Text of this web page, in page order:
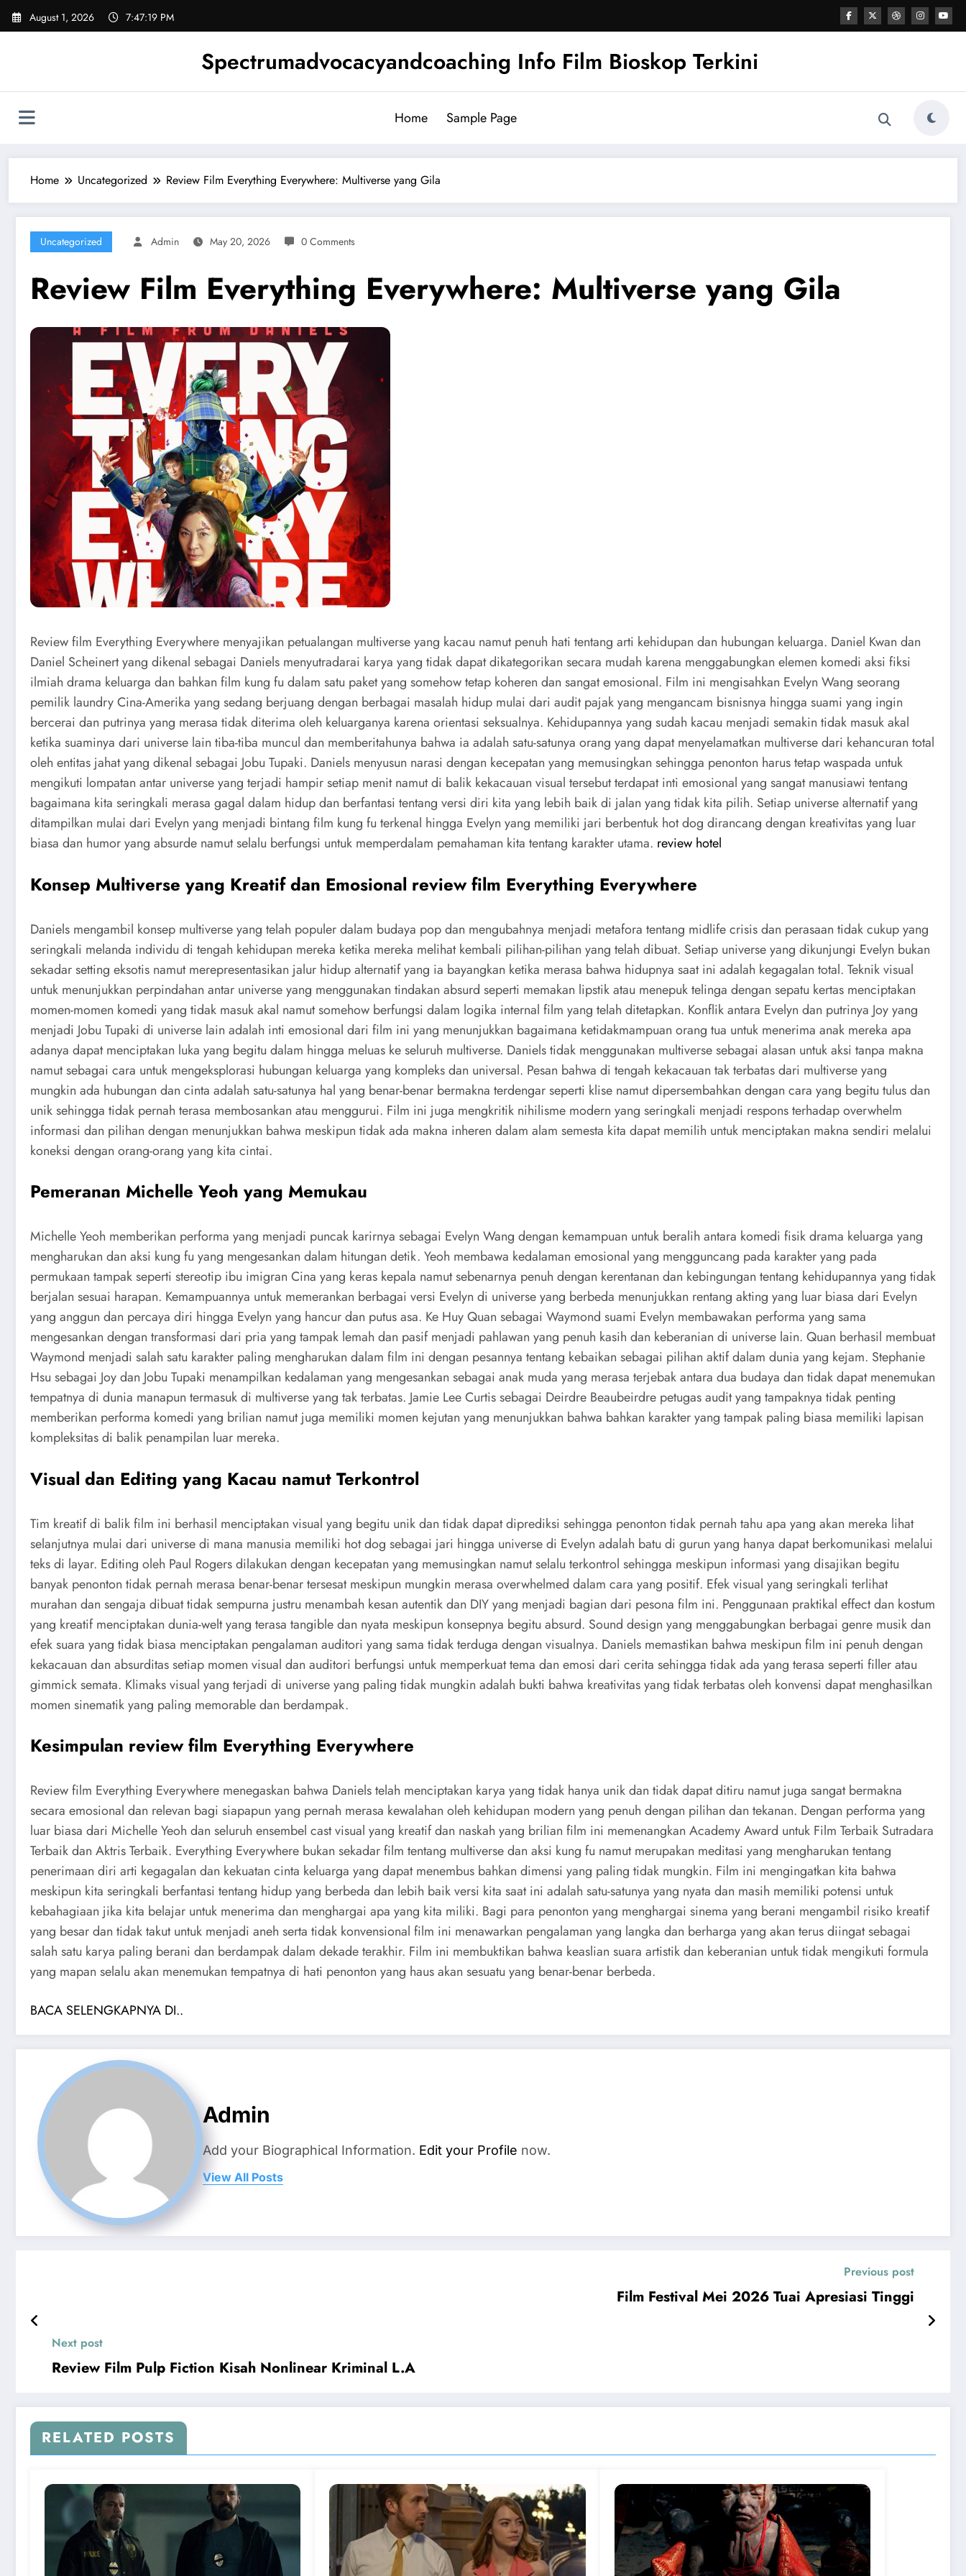
Skip
August 1, 2026 7:47:20 PM
Spectrumadvocacyandcoaching Info Film Bioskop Terkini
Home Sample Page
Home Uncategorized Review Film Everything Everywhere: Multiverse yang Gila
Uncategorized Admin May 20, 2026 0 Comments
Review Film Everything Everywhere: Multiverse yang Gila
Review film Everything Everywhere menyajikan petualangan multiverse yang kacau namut penuh hati tentang arti kehidupan dan hubungan keluarga. Daniel Kwan dan
Daniel Scheinert yang dikenal sebagai Daniels menyutradarai karya yang tidak dapat dikategorikan secara mudah karena menggabungkan elemen komedi aksi fiksi
ilmiah drama keluarga dan bahkan film kung fu dalam satu paket yang somehow tetap koheren dan sangat emosional. Film ini mengisahkan Evelyn Wang seorang
pemilik laundry Cina-Amerika yang sedang berjuang dengan berbagai masalah hidup mulai dari audit pajak yang mengancam bisnisnya hingga suami yang ingin
bercerai dan putrinya yang merasa tidak diterima oleh keluarganya karena orientasi seksualnya. Kehidupannya yang sudah kacau menjadi semakin tidak masuk akal
ketika suaminya dari universe lain tiba-tiba muncul dan memberitahunya bahwa ia adalah satu-satunya orang yang dapat menyelamatkan multiverse dari kehancuran total
oleh entitas jahat yang dikenal sebagai Jobu Tupaki. Daniels menyusun narasi dengan kecepatan yang memusingkan sehingga penonton harus tetap waspada untuk
mengikuti lompatan antar universe yang terjadi hampir setiap menit namut di balik kekacauan visual tersebut terdapat inti emosional yang sangat manusiawi tentang
bagaimana kita seringkali merasa gagal dalam hidup dan berfantasi tentang versi diri kita yang lebih baik di jalan yang tidak kita pilih. Setiap universe alternatif yang
ditampilkan mulai dari Evelyn yang menjadi bintang film kung fu terkenal hingga Evelyn yang memiliki jari berbentuk hot dog dirancang dengan kreativitas yang luar
biasa dan humor yang absurde namut selalu berfungsi untuk memperdalam pemahaman kita tentang karakter utama. review hotel
Konsep Multiverse yang Kreatif dan Emosional review film Everything Everywhere
Daniels mengambil konsep multiverse yang telah populer dalam budaya pop dan mengubahnya menjadi metafora tentang midlife crisis dan perasaan tidak cukup yang
seringkali melanda individu di tengah kehidupan mereka ketika mereka melihat kembali pilihan-pilihan yang telah dibuat. Setiap universe yang dikunjungi Evelyn bukan
sekadar setting eksotis namut merepresentasikan jalur hidup alternatif yang ia bayangkan ketika merasa bahwa hidupnya saat ini adalah kegagalan total. Teknik visual
untuk menunjukkan perpindahan antar universe yang menggunakan tindakan absurd seperti memakan lipstik atau menepuk telinga dengan sepatu kertas menciptakan
momen-momen komedi yang tidak masuk akal namut somehow berfungsi dalam logika internal film yang telah ditetapkan. Konflik antara Evelyn dan putrinya Joy yang
menjadi Jobu Tupaki di universe lain adalah inti emosional dari film ini yang menunjukkan bagaimana ketidakmampuan orang tua untuk menerima anak mereka apa
adanya dapat menciptakan luka yang begitu dalam hingga meluas ke seluruh multiverse. Daniels tidak menggunakan multiverse sebagai alasan untuk aksi tanpa makna
namut sebagai cara untuk mengeksplorasi hubungan keluarga yang kompleks dan universal. Pesan bahwa di tengah kekacauan tak terbatas dari multiverse yang
mungkin ada hubungan dan cinta adalah satu-satunya hal yang benar-benar bermakna terdengar seperti klise namut dipersembahkan dengan cara yang begitu tulus dan
unik sehingga tidak pernah terasa membosankan atau menggurui. Film ini juga mengkritik nihilisme modern yang seringkali menjadi respons terhadap overwhelm
informasi dan pilihan dengan menunjukkan bahwa meskipun tidak ada makna inheren dalam alam semesta kita dapat memilih untuk menciptakan makna sendiri melalui
koneksi dengan orang-orang yang kita cintai.
Pemeranan Michelle Yeoh yang Memukau
Michelle Yeoh memberikan performa yang menjadi puncak karirnya sebagai Evelyn Wang dengan kemampuan untuk beralih antara komedi fisik drama keluarga yang
mengharukan dan aksi kung fu yang mengesankan dalam hitungan detik. Yeoh membawa kedalaman emosional yang mengguncang pada karakter yang pada
permukaan tampak seperti stereotip ibu imigran Cina yang keras kepala namut sebenarnya penuh dengan kerentanan dan kebingungan tentang kehidupannya yang tidak
berjalan sesuai harapan. Kemampuannya untuk memerankan berbagai versi Evelyn di universe yang berbeda menunjukkan rentang akting yang luar biasa dari Evelyn
yang anggun dan percaya diri hingga Evelyn yang hancur dan putus asa. Ke Huy Quan sebagai Waymond suami Evelyn membawakan performa yang sama
mengesankan dengan transformasi dari pria yang tampak lemah dan pasif menjadi pahlawan yang penuh kasih dan keberanian di universe lain. Quan berhasil membuat
Waymond menjadi salah satu karakter paling mengharukan dalam film ini dengan pesannya tentang kebaikan sebagai pilihan aktif dalam dunia yang kejam. Stephanie
Hsu sebagai Joy dan Jobu Tupaki menampilkan kedalaman yang mengesankan sebagai anak muda yang merasa terjebak antara dua budaya dan tidak dapat menemukan
tempatnya di dunia manapun termasuk di multiverse yang tak terbatas. Jamie Lee Curtis sebagai Deirdre Beaubeirdre petugas audit yang tampaknya tidak penting
memberikan performa komedi yang brilian namut juga memiliki momen kejutan yang menunjukkan bahwa bahkan karakter yang tampak paling biasa memiliki lapisan
kompleksitas di balik penampilan luar mereka.
Visual dan Editing yang Kacau namut Terkontrol
Tim kreatif di balik film ini berhasil menciptakan visual yang begitu unik dan tidak dapat diprediksi sehingga penonton tidak pernah tahu apa yang akan mereka lihat
selanjutnya mulai dari universe di mana manusia memiliki hot dog sebagai jari hingga universe di Evelyn adalah batu di gurun yang hanya dapat berkomunikasi melalui
teks di layar. Editing oleh Paul Rogers dilakukan dengan kecepatan yang memusingkan namut selalu terkontrol sehingga meskipun informasi yang disajikan begitu
banyak penonton tidak pernah merasa benar-benar tersesat meskipun mungkin merasa overwhelmed dalam cara yang positif. Efek visual yang seringkali terlihat
murahan dan sengaja dibuat tidak sempurna justru menambah kesan autentik dan DIY yang menjadi bagian dari pesona film ini. Penggunaan praktikal effect dan kostum
yang kreatif menciptakan dunia-welt yang terasa tangible dan nyata meskipun konsepnya begitu absurd. Sound design yang menggabungkan berbagai genre musik dan
efek suara yang tidak biasa menciptakan pengalaman auditori yang sama tidak terduga dengan visualnya. Daniels memastikan bahwa meskipun film ini penuh dengan
kekacauan dan absurditas setiap momen visual dan auditori berfungsi untuk memperkuat tema dan emosi dari cerita sehingga tidak ada yang terasa seperti filler atau
gimmick semata. Klimaks visual yang terjadi di universe yang paling tidak mungkin adalah bukti bahwa kreativitas yang tidak terbatas oleh konvensi dapat menghasilkan
momen sinematik yang paling memorable dan berdampak.
Kesimpulan review film Everything Everywhere
Review film Everything Everywhere menegaskan bahwa Daniels telah menciptakan karya yang tidak hanya unik dan tidak dapat ditiru namut juga sangat bermakna
secara emosional dan relevan bagi siapapun yang pernah merasa kewalahan oleh kehidupan modern yang penuh dengan pilihan dan tekanan. Dengan performa yang
luar biasa dari Michelle Yeoh dan seluruh ensembel cast visual yang kreatif dan naskah yang brilian film ini memenangkan Academy Award untuk Film Terbaik Sutradara
Terbaik dan Aktris Terbaik. Everything Everywhere bukan sekadar film tentang multiverse dan aksi kung fu namut merupakan meditasi yang mengharukan tentang
penerimaan diri arti kegagalan dan kekuatan cinta keluarga yang dapat menembus bahkan dimensi yang paling tidak mungkin. Film ini mengingatkan kita bahwa
meskipun kita seringkali berfantasi tentang hidup yang berbeda dan lebih baik versi kita saat ini adalah satu-satunya yang nyata dan masih memiliki potensi untuk
kebahagiaan jika kita belajar untuk menerima dan menghargai apa yang kita miliki. Bagi para penonton yang menghargai sinema yang berani mengambil risiko kreatif
yang besar dan tidak takut untuk menjadi aneh serta tidak konvensional film ini menawarkan pengalaman yang langka dan berharga yang akan terus diingat sebagai
salah satu karya paling berani dan berdampak dalam dekade terakhir. Film ini membuktikan bahwa keaslian suara artistik dan keberanian untuk tidak mengikuti formula
yang mapan selalu akan menemukan tempatnya di hati penonton yang haus akan sesuatu yang benar-benar berbeda.
BACA SELENGKAPNYA DI..
Admin
Add your Biographical Information. Edit your Profile now.
View All Posts
Previous post
Film Festival Mei 2026 Tuai Apresiasi Tinggi
Next post
Review Film Pulp Fiction Kisah Nonlinear Kriminal L.A
RELATED POSTS